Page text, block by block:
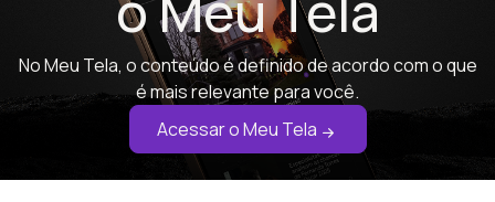
No Meu Tela, o conteúdo é definido de acordo com o que
é mais relevante para você.
Acessar o Meu Tela